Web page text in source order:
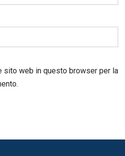
sito web in questo browser per la